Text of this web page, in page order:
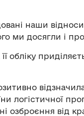
наши
ми досягли і
обліку
логістичної
озброєння від